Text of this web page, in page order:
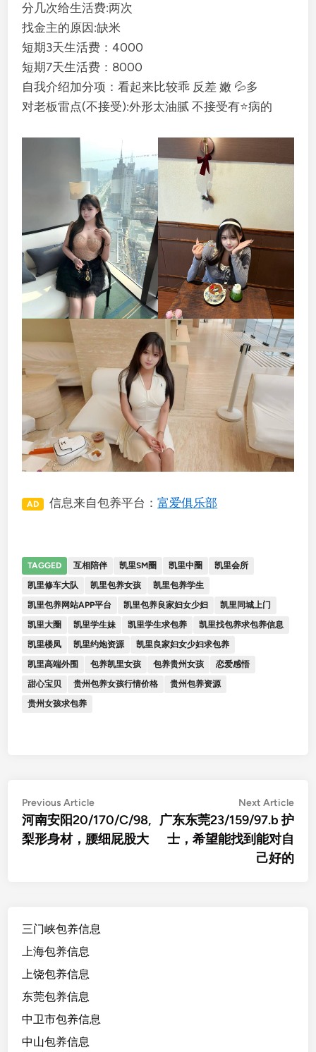
分几次给生活费:两次
找金主的原因:缺米
短期3天生活费：4000
短期7天生活费：8000
自我介绍加分项：看起来比较乖 反差 嫩 💦多
对老板雷点(不接受):外形太油腻 不接受有⭐️病的
AD 信息来自包养平台：富爱俱乐部
TAGGED 互相陪伴 凯里SM圈 凯里中圈
凯里会所
凯里修车大队
凯里包养女孩
凯里包养学生
凯里包养网站APP平台
凯里包养良家妇女少妇
凯里同城上门
凯里大圈
凯里学生妹 凯里学生求包养
凯里找包养求包养信息
凯里楼凤
凯里约炮资源
凯里良家妇女少妇求包养
凯里高端外围
包养凯里女孩 包养贵州女孩
恋爱感悟
甜心宝贝
贵州包养女孩行情价格
贵州包养资源
贵州女孩求包养
文
章
导
Previous ArticlePrevious
article:
河南安阳20/170/C/98,
梨形身材，腰细屁股大
Next Article
广东东莞23/159/97.b 护
士，希望能找到能对自
己好的
三门峡包养信息
上海包养信息
上饶包养信息
东莞包养信息
中卫市包养信息
中山包养信息